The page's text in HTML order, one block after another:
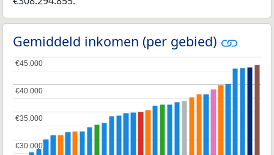
Gemiddeld inkomen (per gebied)
€30.000
€30.000
€35.000
€35.000
€40.000
€40.000
€45.000
€45.000